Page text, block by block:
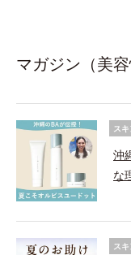
マガジン（美容
ス
沖
な
ス